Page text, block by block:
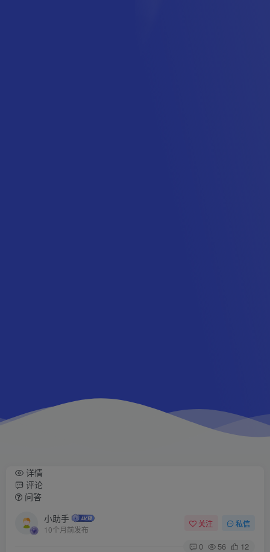
详情
评论
问答
小助手
10个月前发布
关注 私信
0 56 12